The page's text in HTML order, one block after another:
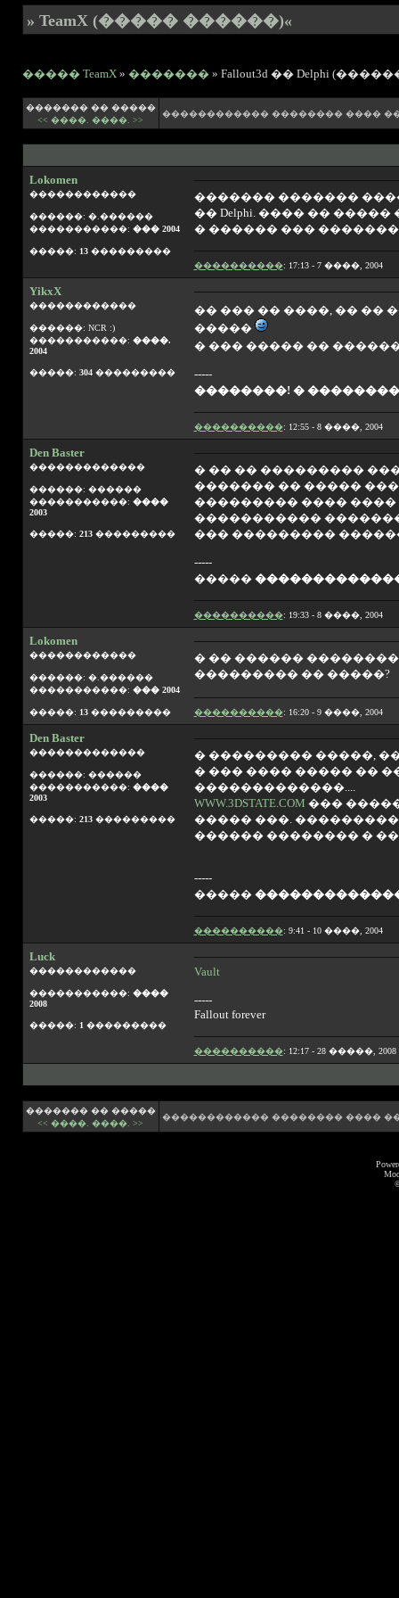
» TeamX (����� ������)«
����� TeamX» �������» Fallout3d �� Delphi
������� �� �����
<< ����. ����. >>
������������ �������� ����
Lokomen
������������
������: �.������
�����������: ��� 2004
�����: 13���������
������� �������
�� Delphi. ���� ��
� ������ ���
����������: 17:13 - 7 ����, 2004
YikxX
������������
������: NCR :)
�����������: ����.
2004
�����: 304���������
�� ��� �� ����, �� ��
�����
� ��� ����� ��
-----
��������! � ��������
����������: 12:55 - 8 ����, 2004
Den Baster
�������������
������: ������
�����������: ����
2003
�����: 213���������
� �� �� ���������
������� �� �����
��������� ���� ����
�����������
��� ���������
-----
�����
����������: 19:33 - 8 ����, 2004
Lokomen
������������
������: �.������
�����������: ��� 2004
�����: 13���������
� �� ������
��������� �� �����?
����������: 16:20 - 9 ����, 2004
Den Baster
�������������
������: ������
�����������: ����
2003
�����: 213���������
� ��������� �����,
� ��� ���� ����� ��
�������������....
WWW.3DSTATE.COM ���
����� ���.
������ �������� �
-----
�����
����������: 9:41 - 10 ����, 2004
Luck
������������
�����������: ����
2008
�����: 1 ���������
Vault
-----
Fallout forever
����������: 12:17 - 28 �����, 2008
������� �� �����
<< ����. ����. >>
������������ �������� ����